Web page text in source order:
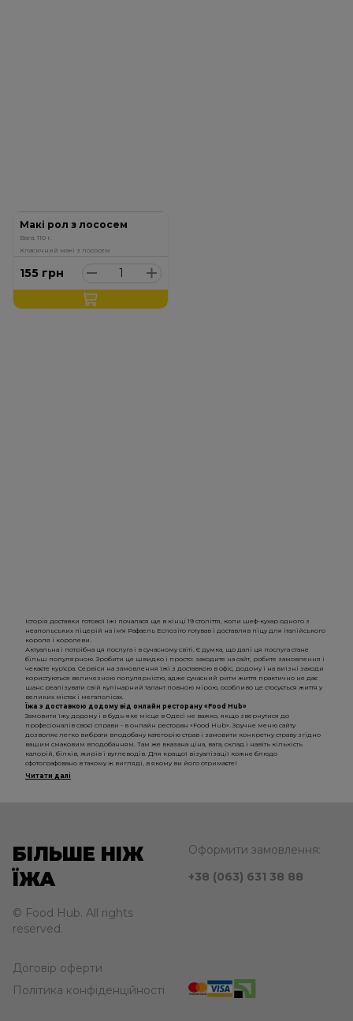
Макі рол з лососем
Вага: 110 г.
Класичний макі з лососем
155 грн
Історія доставки готової їжі почалася ще в кінці 19 століття, коли шеф-кухар одного з
неапольських піцерій на ім'я Рафаель Еспозіто готував і доставляв піцу для італійського
короля і королеви.
Актуальна і потрібна ця послуга і в сучасному світі. Є думка, що далі ця послуга стане
більш популярною. Зробити це швидко і просто: заходите на сайт, робите замовлення і
чекаєте кур'єра. Сервіси на замовлення їжі з доставкою в офіс, додому і на виїзні заходи
користуються величезною популярністю, адже сучасний ритм життя практично не дає
шанс реалізувати свій кулінарний талант повною мірою, особливо це стосується життя у
великих містах і мегаполісах.
Їжа з доставкою додому від онлайн ресторану «Food Hub»
Замовити їжу додому і в будь-яке місце в Одесі не важко, якщо звернутися до
професіоналів своєї справи - в онлайн ресторан «Food Hub». Зручне меню сайту
дозволяє легко вибрати вподобану категорію страв і замовити конкретну страву згідно
вашим смаковим вподобанням. Там же вказана ціна, вага, склад і навіть кількість
калорій, білків, жирів і вуглеводів. Для кращої візуалізації кожне блюдо
сфотографовано в такому ж вигляді, в якому ви його отримаєте!
Читати далі
БІЛЬШЕ НІЖ
ЇЖА
© Food Hub. All rights
reserved.
Договір оферти
Політика конфіденційності
Оформити замовлення:
+38 (063) 631 38 88